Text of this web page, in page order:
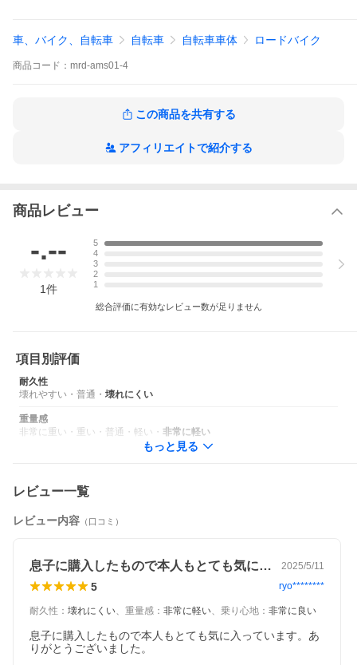
商品説明
SCULTURA RIM 100
フルカーボンフォークを採用し走りと安全性にこだわったアルミ
ークはハンドリング、快適性、そして衝突時の安全性にも貢献。
合わせたSCULTURA Rim 100は、キャリパーブレーキを採用した
軽量スペック。定評あるShimano Clarisドライブトレインを採用
●MERIDAのロードバイクは全車にフルカーボンフォークを採用
●スローピングデザインで高いフィッティング性能を実現
スペック
フレーム
SCULTURA RIM lite-BSA
フォーク
SCULTURA RIM CF2
ヘッドセット
MERIDA M2339 Neck
ギヤクランク
FSA Tempo 50-34T
車、バイク、自転車 自転車 自転車車体 ロードバイク
商品 コード： mrd-ams01-4
この商品を共有する
アフィリエイトで紹介する
商品レビュー
-.--
1件
5
4
3
2
1
総合評価に有効なレビュー数が足りません
項目別評価
耐久性
壊れやすい ・ 普通 ・ 壊れにくい
重量感
非常に重い ・ 重い ・ 普通 ・ 軽い ・ 非常に軽い
もっと見る
レビュー一覧
レビュー内容 （口コミ）
息子に購入したもので本人もとても気に入… 2025/5/11
5 ryo********
耐久性 ： 壊れにくい、 重量感 ： 非常に軽い、 乗り心地 ： 非常に良い
息子に購入したもので本人もとても気に入っています。あ
りがとうございました。